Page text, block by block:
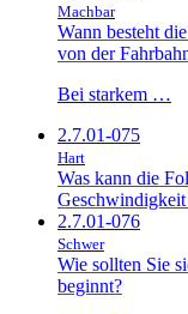
Machbar
Wann besteht
von der
Bei starkem …
2.7.01-075
Hart
Was kann die
2.7.01-076
Schwer
Wie sollten Sie
beginnt?